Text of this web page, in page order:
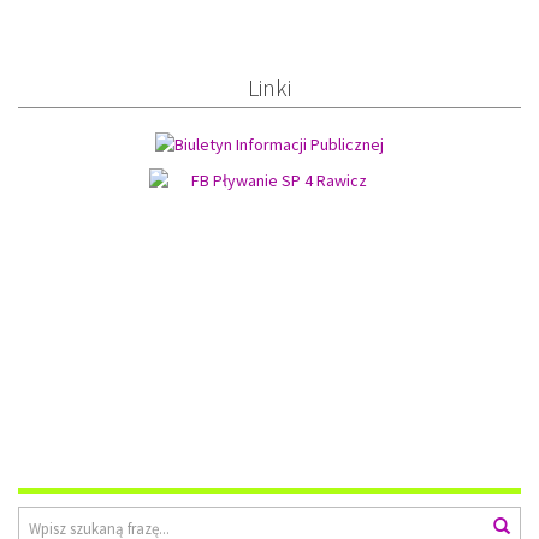
Linki
Wyszukiwarka